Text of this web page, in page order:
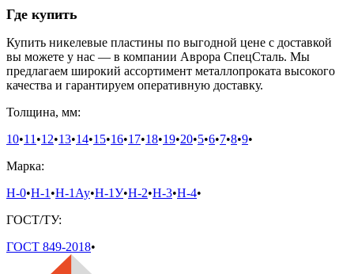
Где купить
Купить никелевые пластины по выгодной цене с доставкой
вы можете у нас — в компании Аврора СпецСталь. Мы
предлагаем широкий ассортимент металлопроката высокого
качества и гарантируем оперативную доставку.
Толщина, мм:
10•11•12•13•14•15•16•17•18•19•20•5•6•7•8•9•
Марка:
Н-0•Н-1•Н-1Ау•Н-1У•Н-2•Н-3•Н-4•
ГОСТ/ТУ:
ГОСТ 849-2018•